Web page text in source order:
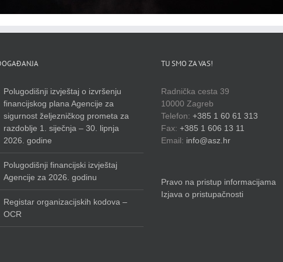
Polugodišnji izvještaj o izvršenju
financijskog plana Agencije za
sigurnost željezničkog prometa za
razdoblje 1. siječnja – 30. lipnja
2026. godine
Polugodišnji financijski izvještaj
Agencije za 2026. godinu
Registar organizacijskih kodova –
OCR
TU SMO ZA VAS!
Radnička cesta 39
10000 Zagreb
Telefon: +385 1 60 61 313
Fax: +385 1 606 13 11
Email: info@asz.hr
Pravo na pristup informacijama
Izjava o pristupačnosti